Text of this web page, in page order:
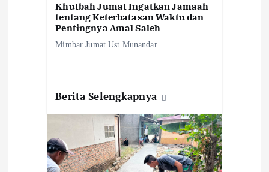
Khutbah Jumat Ingatkan Jamaah
tentang Keterbatasan Waktu dan
Pentingnya Amal Saleh
Mimbar Jumat Ust Munandar
Berita Selengkapnya